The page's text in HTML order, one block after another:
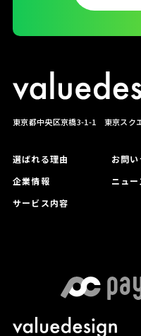
東京都中央区京橋3-1-1 東京スク
選ばれる理由
企業情報
サービス内容
お問
ニュー